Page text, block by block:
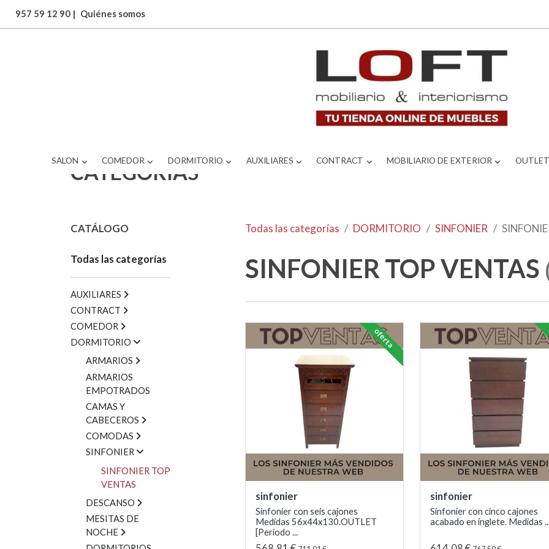
957 59 12 90 | Quiénes somos
SALON COMEDOR DORMITORIO AUXILIARES CONTRACT MOBILIARIO DE EXTERIOR OUTLET
CATEGORÍAS
CATÁLOGO
Todas las categorías
AUXILIARES
CONTRACT
COMEDOR
DORMITORIO
ARMARIOS
ARMARIOS
EMPOTRADOS
CAMAS Y
CABECEROS
COMODAS
SINFONIER
SINFONIER TOP
VENTAS
DESCANSO
MESITAS DE
NOCHE
Todas las categorías DORMITORIO SINFONIER
SINFONIER TOP VENTAS
sinfonier
Sinfonier con seis cajones
Medidas 56x44x130.OUTLET
[Periodo ...
oferta
sinfonier
Sinfonier con cinco cajones
acabado en inglete. Medidas